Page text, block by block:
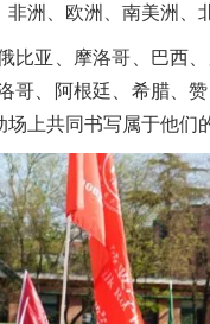
洲、欧洲、南美洲、
比亚、摩洛哥、巴西
哥、阿根廷、希腊、
上共同书写属于他们